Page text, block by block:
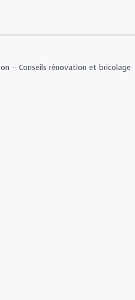
– Conseils rénovation et bricolage